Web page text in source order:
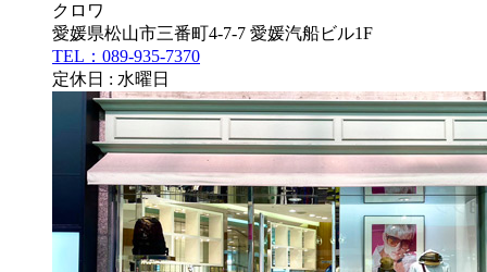
クロワ
愛媛県松山市三番町4-7-7 愛媛汽船ビル1F
TEL：089-935-7370
定休日 : 水曜日